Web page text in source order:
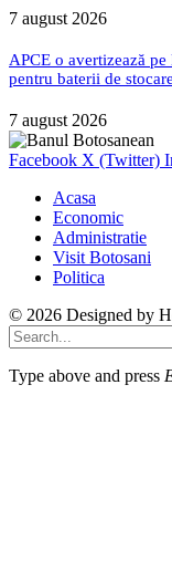
7 august 2026
APCE o avertizează
pentru baterii de
7 august 2026
Facebook X (Twitter)
Acasa
Economic
Administratie
Visit Botosani
Politica
© 2026 Designed by
Type above and press